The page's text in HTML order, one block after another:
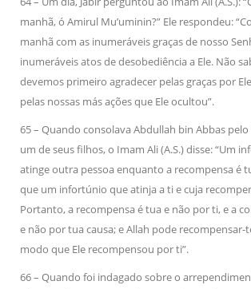
manhã, ó Amirul Mu’uminin?” Ele respondeu:
manhã com as inumeráveis graças de nosso
inumeráveis atos de desobediência a Ele. Não
devemos primeiro agradecer pelas graças por
pelas nossas más ações que Ele ocultou”.
65 – Quando consolava Abdullah bin Abbas
um de seus filhos, o Imam Ali (A.S.) disse: “Um
atinge outra pessoa enquanto a recompensa é
que um infortúnio que atinja a ti e cuja
Portanto, a recompensa é tua e não por ti, e a
e não por tua causa; e Allah pode recompensar-
modo que Ele recompensou por ti”.
66 – Quando foi indagado sobre o